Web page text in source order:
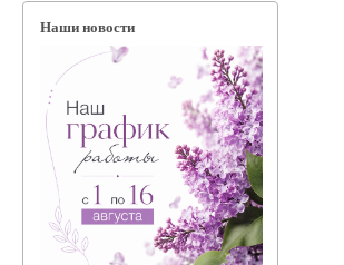
Наши новости